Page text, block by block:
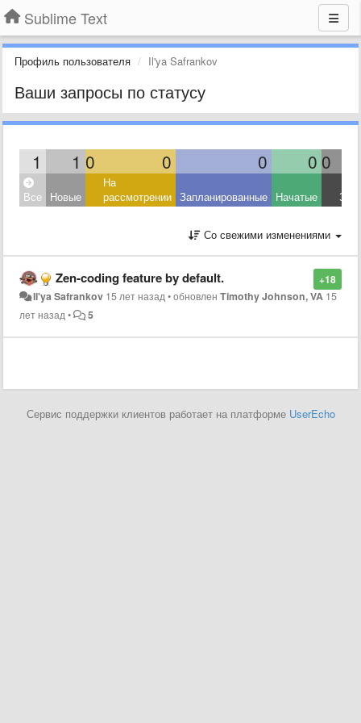
Sublime Text
Профиль пользователя Il'ya Safrankov
Ваши запросы по статусу
1 1 0 0 0 0 0
Все Новые
На
рассмотрении Запланированные Начатые
Со свежими изменениями
+18
Zen-coding feature by default.
Il'ya Safrankov 15 лет назад•обновленTimothy Johnson, VA 15
лет назад• 5
Сервис поддержки клиентов работает на платформе UserEcho